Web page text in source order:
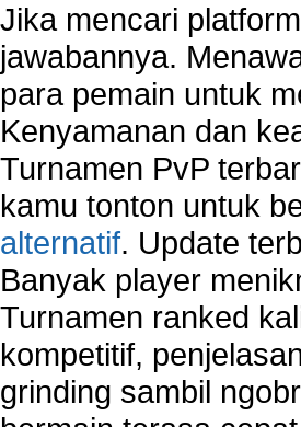
Jika mencari
jawabannya.
para pemain untuk
Kenyamanan dan
Turnamen PvP
kamu tonton untuk
alternatif. Update
Banyak player
Turnamen ranked
kompetitif,
grinding sambil